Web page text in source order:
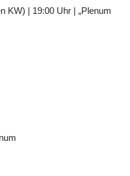
KW) | 19:00 Uhr | „Plenum